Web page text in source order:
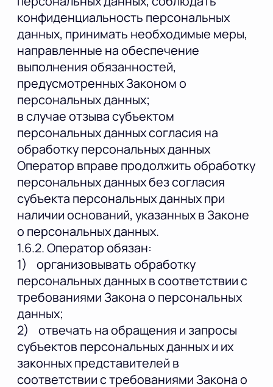
конфиденциальность персональных
данных, принимать необходимые меры,
направленные на обеспечение
выполнения обязанностей,
предусмотренных Законом о
персональных данных;
в случае отзыва субъектом
персональных данных согласия на
обработку персональных данных
Оператор вправе продолжить обработку
персональных данных без согласия
субъекта персональных данных при
наличии оснований, указанных в Законе
о персональных данных.
1.6.2. Оператор обязан:
1) организовывать обработку
персональных данных в соответствии с
требованиями Закона о персональных
данных;
2) отвечать на обращения и запросы
субъектов персональных данных и их
законных представителей в
соответствии с требованиями Закона о